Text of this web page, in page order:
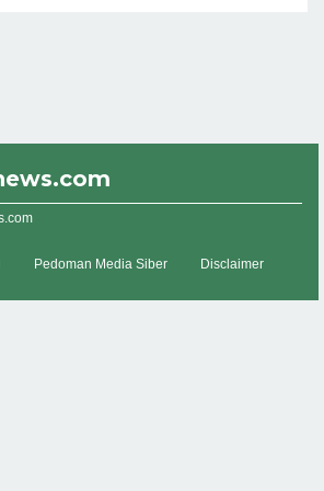
Pedoman Media Siber Disclaimer